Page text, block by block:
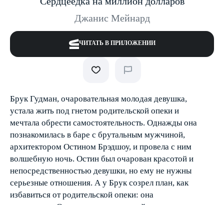
Джанис Мейнард
ЧИТАТЬ В ПРИЛОЖЕНИИ
Брук Гудман, очаровательная молодая девушка,
устала жить под гнетом родительской опеки и
мечтала обрести самостоятельность. Однажды она
познакомилась в баре с брутальным мужчиной,
архитектором Остином Брэдшоу, и провела с ним
волшебную ночь. Остин был очарован красотой и
непосредственностью девушки, но ему не нужны
серьезные отношения. А у Брук созрел план, как
избавиться от родительской опеки: она